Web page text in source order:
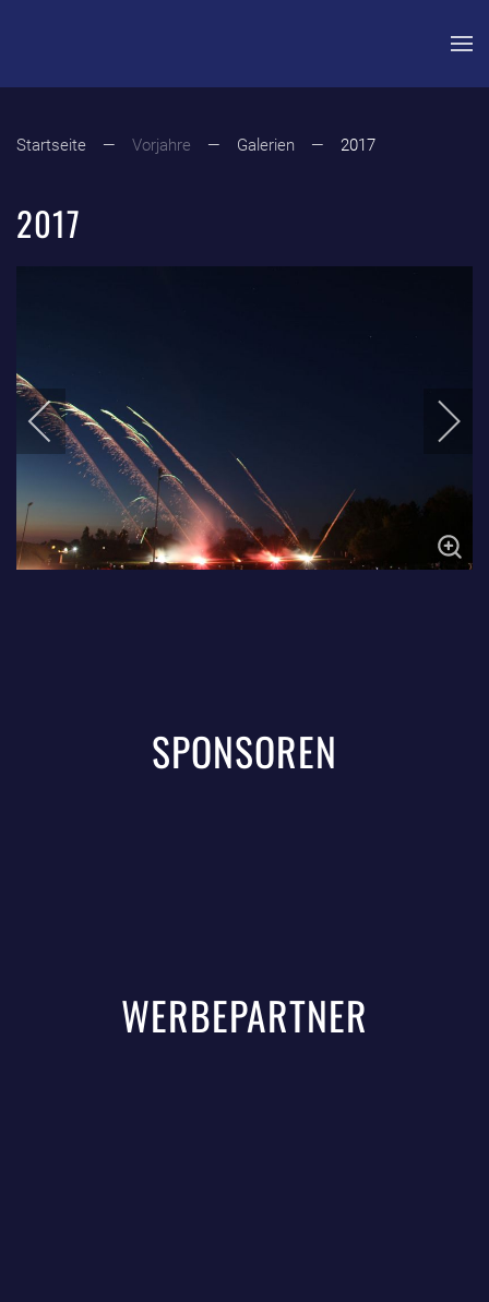
Startseite Vorjahre Galerien 2017
2017
SPONSOREN
WERBEPARTNER